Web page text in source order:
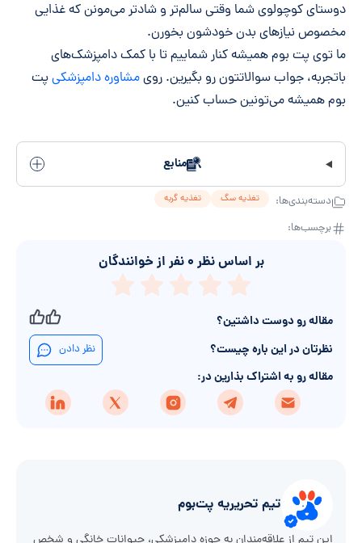
دوستای کوچولوی شما وقتی سالم‌تر و شادتر می‌مونن که غذایی
مخصوص نیازهای بدن خودشون بخورن.
ما توی پت بوم همیشه کنار شماییم تا با کمک دامپزشک‌های
باتجربه، جواب سوالاتتون رو بگیرین. رویمشاوره دامپزشکیپت
بوم همیشه می‌تونین حساب کنین.
منابع
دسته‌بندی‌ها: تغذیه سگ تغذیه گربه
برچسب‌ها:
بر اساس نظر ۰ نفر از خوانندگان
مقاله رو دوست داشتین؟
نظرتان در این باره چیست؟
نظر دادن
مقاله رو به اشتراک بذارین در:
تیم تحریریه پت‌بوم